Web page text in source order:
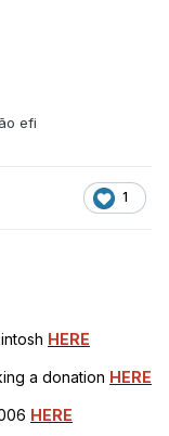
efi
1
HERE
a donation HERE
HERE